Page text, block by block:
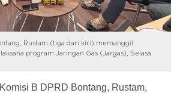
Rustam (tiga dari kiri) memanggil
program Jaringan Gas (Jargas), Selasa
B DPRD Bontang, Rustam,